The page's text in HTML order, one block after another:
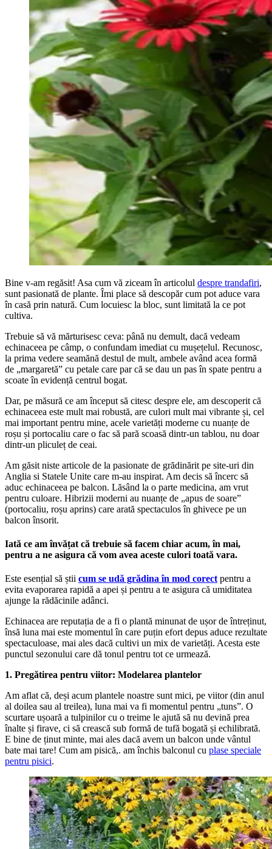
Bine v-am regăsit! Asa cum vă ziceam în articolul despre trandafiri,
sunt pasionată de plante. Îmi place să descopăr cum pot aduce vara
în casă prin natură. Cum locuiesc la bloc, sunt limitată la ce pot
cultiva.
Trebuie să vă mărturisesc ceva: până nu demult, dacă vedeam
echinaceea pe câmp, o confundam imediat cu mușețelul. Recunosc,
la prima vedere seamănă destul de mult, ambele având acea formă
de „margaretă” cu petale care par că se dau un pas în spate pentru a
scoate în evidență centrul bogat.
Dar, pe măsură ce am început să citesc despre ele, am descoperit că
echinaceea este mult mai robustă, are culori mult mai vibrante și, cel
mai important pentru mine, acele varietăți moderne cu nuanțe de
roșu și portocaliu care o fac să pară scoasă dintr-un tablou, nu doar
dintr-un pliculeț de ceai.
Am găsit niste articole de la pasionate de grădinărit pe site-uri din
Anglia si Statele Unite care m-au inspirat. Am decis să încerc să
aduc echinaceea pe balcon. Lăsând la o parte medicina, am vrut
pentru culoare. Hibrizii moderni au nuanțe de „apus de soare”
(portocaliu, roșu aprins) care arată spectaculos în ghivece pe un
balcon însorit.
Iată ce am învățat că trebuie să facem chiar acum, în mai,
pentru a ne asigura că vom avea aceste culori toată vara.
Este esențial să știi cum se udă grădina în mod corectpentru a
evita evaporarea rapidă a apei și pentru a te asigura că umiditatea
ajunge la rădăcinile adânci.
Echinacea are reputația de a fi o plantă minunat de ușor de întreținut,
însă luna mai este momentul în care puțin efort depus aduce rezultate
spectaculoase, mai ales dacă cultivi un mix de varietăți. Acesta este
punctul sezonului care dă tonul pentru tot ce urmează.
1. Pregătirea pentru viitor: Modelarea plantelor
Am aflat că, deși acum plantele noastre sunt mici, pe viitor (din anul
al doilea sau al treilea), luna mai va fi momentul pentru „tuns”. O
scurtare ușoară a tulpinilor cu o treime le ajută să nu devină prea
înalte și firave, ci să crească sub formă de tufă bogată și echilibrată.
E bine de ținut minte, mai ales dacă avem un balcon unde vântul
bate mai tare! Cum am pisică,. am închis balconul cu plase speciale
pentru pisici.